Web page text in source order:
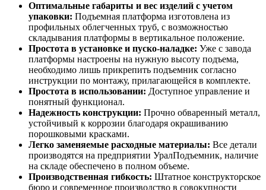
Оптимальные габариты и вес изделий с учетом
упаковки: Подъемная платформа изготовлена из
профильных облегченных труб, с возможностью
складывания платформы в вертикальное положение.
Простота в установке и пуско-наладке: Уже с завода
платформы настроены на нужную высоту подъема,
необходимо лишь прикрепить подъемник согласно
инструкции по монтажу, прилагающейся в комплекте.
Простота в использовании: Доступное управление и
понятный функционал.
Надежность конструкции: Прочно обваренный металл,
устойчивый к коррозии благодаря окрашиванию
порошковыми красками.
Легко заменяемые расходные материалы: Все детали
производятся на предприятии УралПодъемник, наличие
на складе обеспечено в полном объеме.
Производственная гибкость: Штатное конструкторское
бюро и современное производство в совокупности